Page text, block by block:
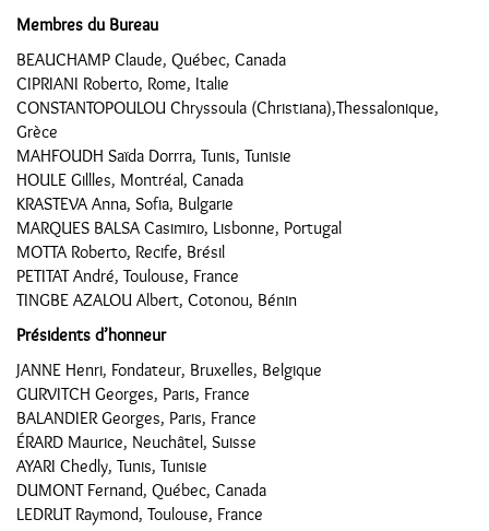
Membres du Bureau
BEAUCHAMP Claude, Québec, Canada
CIPRIANI Roberto, Rome, Italie
CONSTANTOPOULOU Chryssoula (Christiana),Thessalonique,
Grèce
MAHFOUDH Saïda Dorrra, Tunis, Tunisie
HOULE Gillles, Montréal, Canada
KRASTEVA Anna, Sofia, Bulgarie
MARQUES BALSA Casimiro, Lisbonne, Portugal
MOTTA Roberto, Recife, Brésil
PETITAT André, Toulouse, France
TINGBE AZALOU Albert, Cotonou, Bénin
Présidents d’honneur
JANNE Henri, Fondateur, Bruxelles, Belgique
GURVITCH Georges, Paris, France
BALANDIER Georges, Paris, France
ÉRARD Maurice, Neuchâtel, Suisse
AYARI Chedly, Tunis, Tunisie
DUMONT Fernand, Québec, Canada
LEDRUT Raymond, Toulouse, France